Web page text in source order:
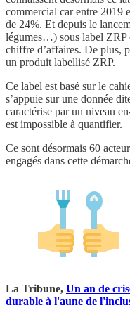
commercial car entre 2019
de 24%. Et depuis le
légumes…) sous label ZRP
chiffre d’affaires. De plus,
un produit labellisé ZRP.
Ce label est basé sur le
s’appuie sur une donnée
caractérise par un niveau
est impossible à quantifier.
Ce sont désormais 60
engagés dans cette
La Tribune, Un an de
durable à l'aune de